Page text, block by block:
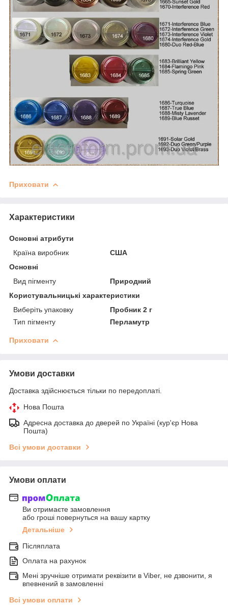
Приховати
Характеристики
Основні атрибути
Країна виробник
США
Основні
Вид пігменту
Природний
Користувальницькі характеристики
Виберіть упаковку
Пробник 2 г
Тип пігменту
Перламутр
Приховати
Умови доставки
Доставка здійснюється тільки по передоплаті.
Нова Пошта
Адресна доставка до дверей по Україні (кур'єр Нова
Пошта)
Всі умови доставки
Умови оплати
Ви отримаєте замовлення
або гроші повернуться на вашу картку
Детальніше
Післяплата
Оплата на рахунок
Мені зручніше отримати реквізити в Viber, не дзвонити, я
впевнений в замовленні
Всі умови оплати